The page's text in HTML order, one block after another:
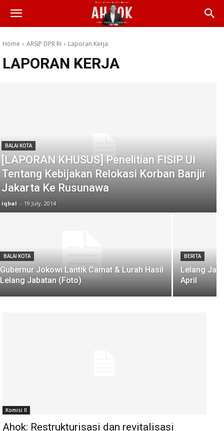
Home ARSIP DPR RI Laporan Kerja
LAPORAN KERJA
BALAI KOTA
[LAPORAN KHUSUS] Penelitian FISIP UI
Tentang Kebijakan Relokasi Korban Banjir
Jakarta Ke Rusunawa
iqbal - 19 July, 2014
BALAI KOTA
Gubernur Jokowi Lantik Camat & Lurah Hasil
Lelang Jabatan (Foto)
BERITA
Lelang
April
Komisi II
Ahok: Restrukturisasi dan revitalisasi